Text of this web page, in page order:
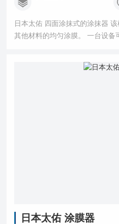
日本太佑 四面涂抹式的涂抹器 该机器可以生产出油漆、树脂和
其他材料的均匀涂膜。 一台设备
日本太佑 涂膜器